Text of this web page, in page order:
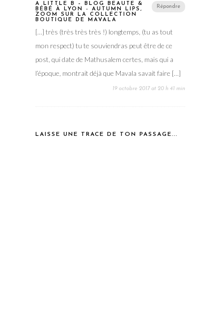
Répondre
A LITTLE B – BLOG BEAUTÉ &
BÉBÉ À LYON - AUTUMN LIPS,
ZOOM SUR LA COLLECTION
BOUTIQUE DE MAVALA
[…] très (très très très !) longtemps, (tu as tout
mon respect) tu te souviendras peut être de ce
post, qui date de Mathusalem certes, mais qui a
l’époque, montrait déjà que Mavala savait faire […]
19 octobre 2017 at 20 h 41 min
LAISSE UNE TRACE DE TON PASSAGE...